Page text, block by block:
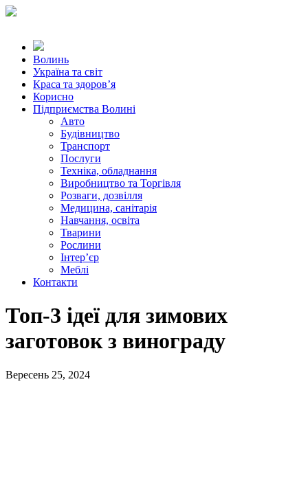
Волинь
Україна та світ
Краса та здоров’я
Корисно
Підприємства Волині
Авто
Будівництво
Транспорт
Послуги
Техніка, обладнання
Виробництво та Торгівля
Розваги, дозвілля
Медицина, санітарія
Навчання, освіта
Тварини
Рослини
Інтер’єр
Меблі
Контакти
Топ-3 ідеї для зимових
заготовок з винограду
Вересень 25, 2024